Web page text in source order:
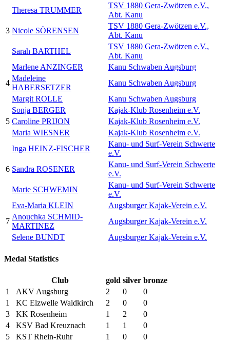
3
Theresa TRUMMER
TSV 1880 Gera-Zwötzen e.V.,
Abt. Kanu
Nicole SÖRENSEN
TSV 1880 Gera-Zwötzen e.V.,
Abt. Kanu
Sarah BARTHEL
TSV 1880 Gera-Zwötzen e.V.,
Abt. Kanu
4
Marlene ANZINGER
Kanu Schwaben Augsburg
Madeleine
HABERSETZER
Kanu Schwaben Augsburg
Margit ROLLE
Kanu Schwaben Augsburg
5
Sonja BERGER
Kajak-Klub Rosenheim e.V.
Caroline PRIJON
Kajak-Klub Rosenheim e.V.
Maria WIESNER
Kajak-Klub Rosenheim e.V.
6
Inga HEINZ-FISCHER
Kanu- und Surf-Verein Schwerte
e.V.
Sandra ROSENER
Kanu- und Surf-Verein Schwerte
e.V.
Marie SCHWEMIN
Kanu- und Surf-Verein Schwerte
e.V.
7
Eva-Maria KLEIN
Augsburger Kajak-Verein e.V.
Anouchka SCHMID-
MARTINEZ
Augsburger Kajak-Verein e.V.
Selene BUNDT
Augsburger Kajak-Verein e.V.
Medal Statistics
Club gold silver bronze
1
AKV Augsburg 2 0
0
1
KC Elzwelle Waldkirch 2 0
0
3
KK Rosenheim 1 2
0
4
KSV Bad Kreuznach 1 1
0
5
KST Rhein-Ruhr 1 0
0